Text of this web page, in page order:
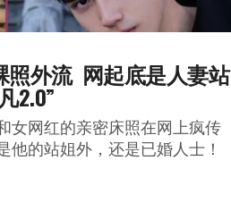
照外流  网起底是人妻站
2.0”
女网红的亲密床照在网上疯传
他的站姐外，还是已婚人士！